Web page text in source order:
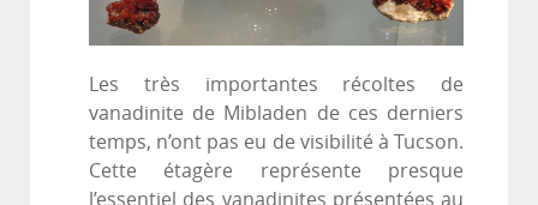
Les très importantes récoltes de
vanadinite de Mibladen de ces derniers
temps, n’ont pas eu de visibilité à Tucson.
Cette étagère représente presque
l’essentiel des vanadinites présentées au